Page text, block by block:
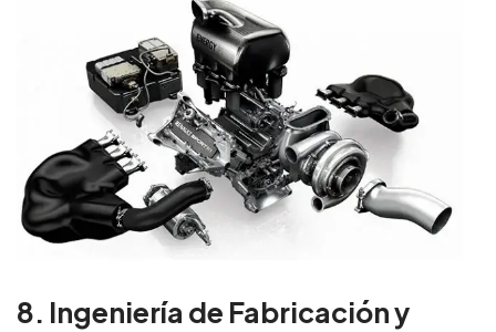
8. Ingeniería de Fabricación y